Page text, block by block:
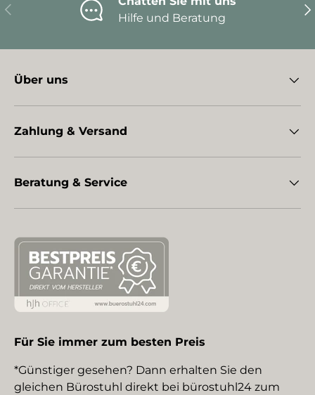
Vorherige
Hilfe und Beratung
Über uns
Zahlung & Versand
Beratung & Service
Für Sie immer zum besten Preis
*Günstiger gesehen? Dann erhalten Sie den
gleichen Bürostuhl direkt bei bürostuhl24 zum